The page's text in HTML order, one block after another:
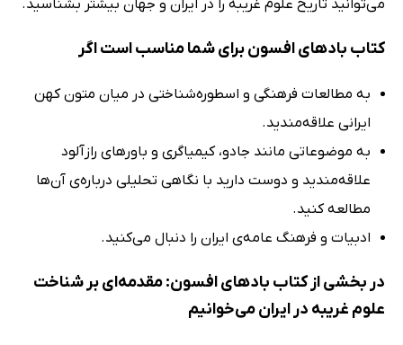
می‌توانید تاریخ علوم غریبه را در ایران و جهان بیشتر بشناسید.
کتاب بادهای افسون برای شما مناسب است اگر
به مطالعات فرهنگی و اسطوره‌شناختی در میان متون کهن
ایرانی علاقه‌مندید.
به موضوعاتی مانند جادو، کیمیاگری و باورهای رازآلود
علاقه‌مندید و دوست دارید با نگاهی تحلیلی درباره‌ی آن‌ها
مطالعه کنید.
ادبیات و فرهنگ عامه‌ی ایران را دنبال می‌کنید.
در بخشی از کتاب بادهای افسون: مقدمه‌ای بر شناخت
علوم غریبه در ایران می‌خوانیم